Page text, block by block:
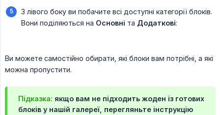
З лівого боку ви побачите всі доступні категорії блоків.
Вони поділяються на Основні та Додаткові:
Ви можете самостійно обирати, які блоки вам потрібні, а які
можна пропустити.
Підказка: якщо вам не підходить жоден із готових
блоків у нашій галереї, перегляньте інструкцію